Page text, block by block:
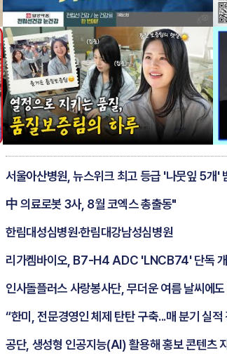
서울아산병원, 뉴스위크 최고 등급 '나뭇잎 5개'
中 의료로봇 3사, 8월 코엑스 총출동"
한림대성심병원·한림대강남성심병원
리가켐바이오, B7-H4 ADC 'LNCB74' 단독
인사돌플러스 사랑봉사단, 무더운 여름 날씨에
“한미, 전문경영인 체제 탄탄 구축...매 분기 실적
공단, 생성형 인공지능(AI) 활용해 홍보 콘텐츠